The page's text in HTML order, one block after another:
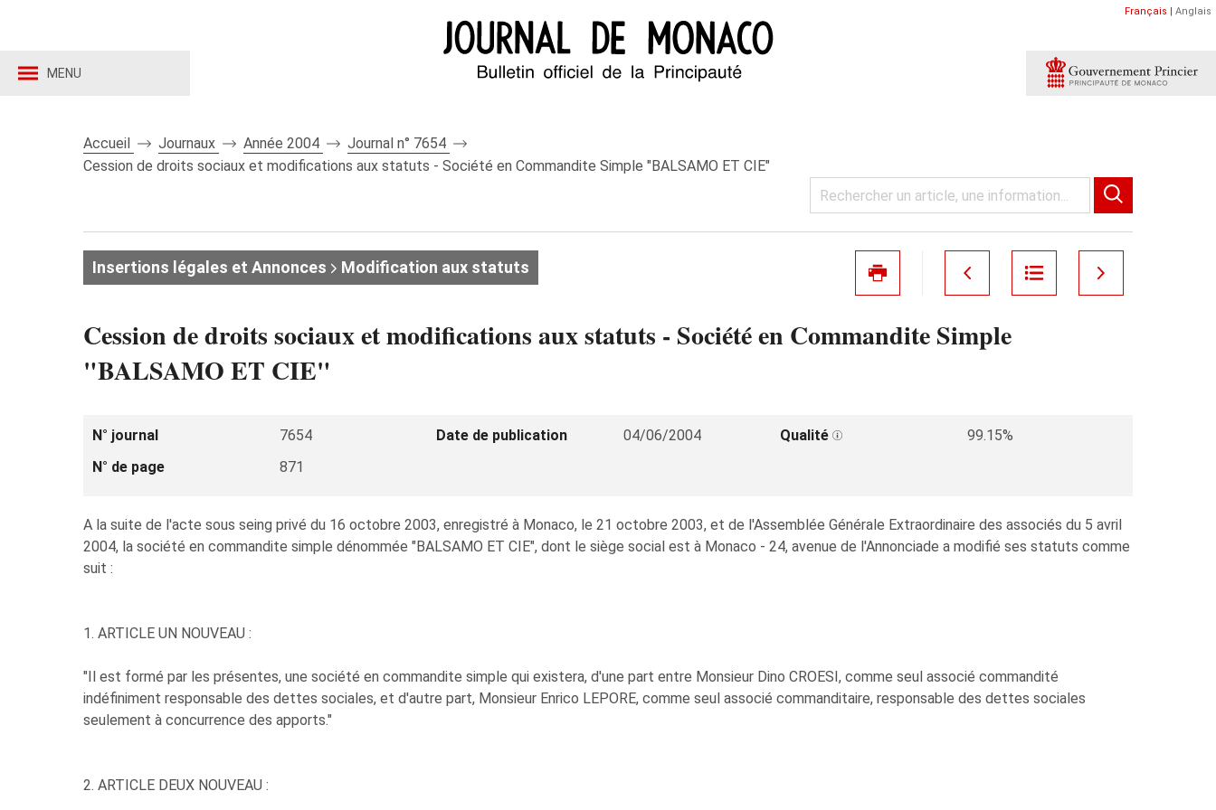
MENU
Français | Anglais
Accueil Journaux Année 2004
Journal n° 7654
Cession de droits sociaux et modifications aux statuts - Société en Commandite Simple "BALSAMO ET CIE"
Insertions légales et Annonces Modification aux statuts
Cession de droits sociaux et modifications aux statuts - Société en Commandite Simple
"BALSAMO ET CIE"
N° journal 7654 Date de publication 04/06/2004 Qualité
99.15%
N° de page
871
A la suite de l'acte sous seing privé du 16 octobre 2003, enregistré à Monaco, le 21 octobre 2003, et de l'Assemblée Générale Extraordinaire des associés du 5 avril
2004, la société en commandite simple dénommée "BALSAMO ET CIE", dont le siège social est à Monaco - 24, avenue de l'Annonciade a modifié ses statuts comme
suit :
1. ARTICLE UN NOUVEAU :
"Il est formé par les présentes, une société en commandite simple qui existera, d'une part entre Monsieur Dino CROESI, comme seul associé commandité
indéfiniment responsable des dettes sociales, et d'autre part, Monsieur Enrico LEPORE, comme seul associé commanditaire, responsable des dettes sociales
seulement à concurrence des apports."
2. ARTICLE DEUX NOUVEAU :